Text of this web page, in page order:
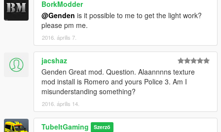
BorkModder
@Genden is it possible to me to get the light work?
please pm me.
2016. április 7.
jacshaz
Genden Great mod. Question. Alaannnns texture
mod install is Romero and yours Police 3. Am I
misunderstanding something?
2016. április 14.
TubeItGaming Szerző